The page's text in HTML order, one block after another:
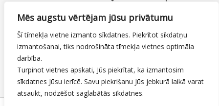
Mēs augstu vērtējam jūsu privātumu
Šī tīmekļa vietne izmanto sīkdatnes. Piekrītot sīkdatņu
izmantošanai, tiks nodrošināta tīmekļa vietnes optimāla
darbība.
Turpinot vietnes apskati, Jūs piekrītat, ka izmantosim
sīkdatnes Jūsu ierīcē. Savu piekrišanu Jūs jebkurā laikā varat
atsaukt, nodzēšot saglabātās sīkdatnes.
šovasar pirmo
reizi pļauj
ūdenszāles un
niedres
14.06.2023
Zaļās zonas
ByMājas lapas moderators